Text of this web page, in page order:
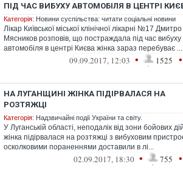
ПІД ЧАС ВИБУХУ АВТОМОБІЛЯ В ЦЕНТРІ
Категорія: Новини суспільства: читати соціальні новини
Лікар Київської міської клінічної лікарні №17 Дмитро
Мясников розповів, що постраждала під час вибуху
автомобіля в центрі Києва жінка зараз перебуває ...
09.09.2017, 12:03 • 1525 •
НА ЛУГАНЩИНІ ЖІНКА ПІДІРВАЛАСЯ НА
РОЗТЯЖЦІ
Категорія: Надзвичайні події України та світу.
У Луганській області, неподалік від зони бойових
жінка підірвалася на розтяжці з вибуховим
осколковими пораненнями доставили в лі...
02.09.2017, 18:30 • 755 •